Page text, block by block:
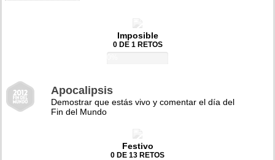
Imposible
0 DE 1 RETOS
Apocalipsis
Demostrar que estás vivo y comentar el día del
Fin del Mundo
Festivo
0 DE 13 RETOS